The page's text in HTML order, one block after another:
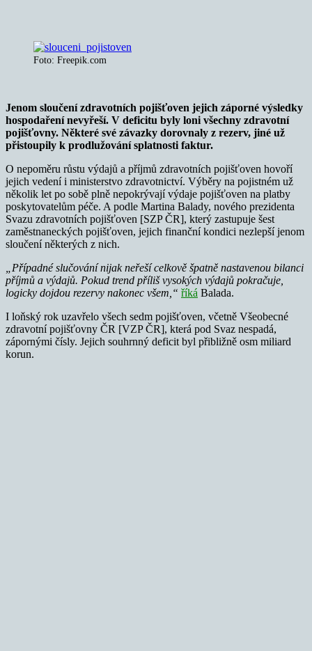
Foto: Freepik.com
Jenom sloučení zdravotních pojišťoven jejich záporné výsledky
hospodaření nevyřeší. V deficitu byly loni všechny zdravotní
pojišťovny. Některé své závazky dorovnaly z rezerv, jiné už
přistoupily k prodlužování splatnosti faktur.
O nepoměru růstu výdajů a příjmů zdravotních pojišťoven hovoří
jejich vedení i ministerstvo zdravotnictví. Výběry na pojistném už
několik let po sobě plně nepokrývají výdaje pojišťoven na platby
poskytovatelům péče. A podle Martina Balady, nového prezidenta
Svazu zdravotních pojišťoven [SZP ČR], který zastupuje šest
zaměstnaneckých pojišťoven, jejich finanční kondici nezlepší jenom
sloučení některých z nich.
„Případné slučování nijak neřeší celkově špatně nastavenou bilanci
příjmů a výdajů. Pokud trend příliš vysokých výdajů pokračuje,
logicky dojdou rezervy nakonec všem,“ říká Balada.
I loňský rok uzavřelo všech sedm pojišťoven, včetně Všeobecné
zdravotní pojišťovny ČR [VZP ČR], která pod Svaz nespadá,
zápornými čísly. Jejich souhrnný deficit byl přibližně osm miliard
korun.